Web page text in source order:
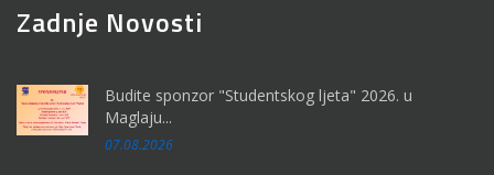
Zadnje Novosti
Budite sponzor "Studentskog ljeta" 2026. u
Maglaju...
07.08.2026